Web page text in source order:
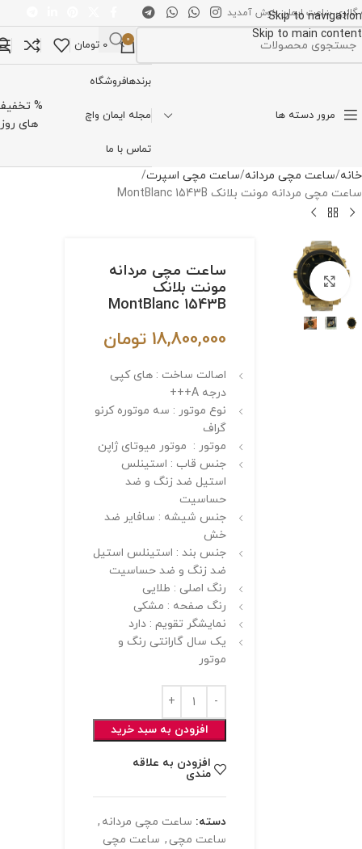
Skip to navigation
Skip to main content
گالری ساعت ایمان خوش آمدید
0
0 تومان
مرور دسته ها
برندهافروشگاه
مجله ایمان واچ
تماس با ما
%
های روز
خانه ساعت مچی مردانه ساعت مچی اسپرت
ساعت مچی مردانه مونت بلانک MontBlanc 1543B
برای بزرگنمایی کلیک کنیدساعت مچی مردانه
مونت بلانک
MontBlanc 1543B
18,800,000 تومان
اصالت ساخت : های کپی
درجه A+++
نوع موتور : سه موتوره کرنو
گراف
موتور : موتور میوتای ژاپن
جنس قاب : استینلس
استیل ضد زنگ و ضد
حساسیت
جنس شیشه : سافایر ضد
خش
جنس بند : استینلس استیل
ضد زنگ و ضد حساسیت
رنگ اصلی : طلایی
رنگ صفحه : مشکی
نمایشگر تقویم : دارد
یک سال گارانتی رنگ و
موتور
افزودن به سبد خرید
افزودن به علاقه
مندی
دسته: ساعت مچی مردانه ,
ساعت مچی , ساعت مچی